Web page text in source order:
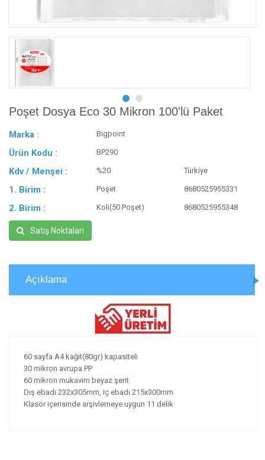
Poşet Dosya Eco 30 Mikron 100'lü Paket
Marka : Bigpoint
Ürün Kodu : BP290
Kdv / Menşei : %20 Türkiye
1. Birim : Poşet 8680525955331
2. Birim : Koli(50 Poşet) 8680525955348
Satış Noktaları
Açıklama
60 sayfa A4 kağıt(80gr) kapasiteli
30 mikron avrupa PP
60 mikron mukavim beyaz şerit
Dış ebadı 232x305mm, iç ebadı 215x300mm
Klasör içerisinde arşivlemeye uygun 11 delik